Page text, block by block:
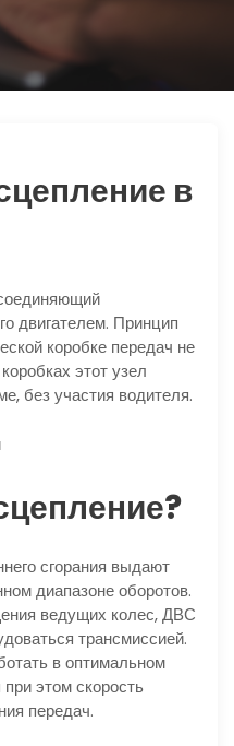
в
двигателем. Принцип
коробке передач не
этот узел
без участия водителя.
сгорания выдают
диапазоне оборотов.
ведущих колес, ДВС
трансмиссией.
в оптимальном
этом скорость
передач.